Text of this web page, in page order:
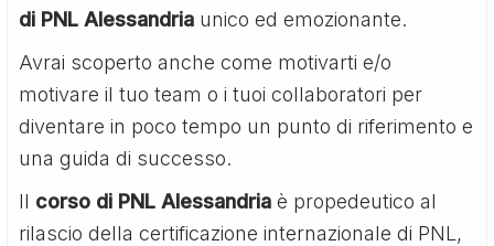
di PNL Alessandria unico ed emozionante.
Avrai scoperto anche come motivarti e/o
motivare il tuo team o i tuoi collaboratori per
diventare in poco tempo un punto di riferimento e
una guida di successo.
Il corso di PNL Alessandria è propedeutico al
rilascio della certificazione internazionale di PNL,